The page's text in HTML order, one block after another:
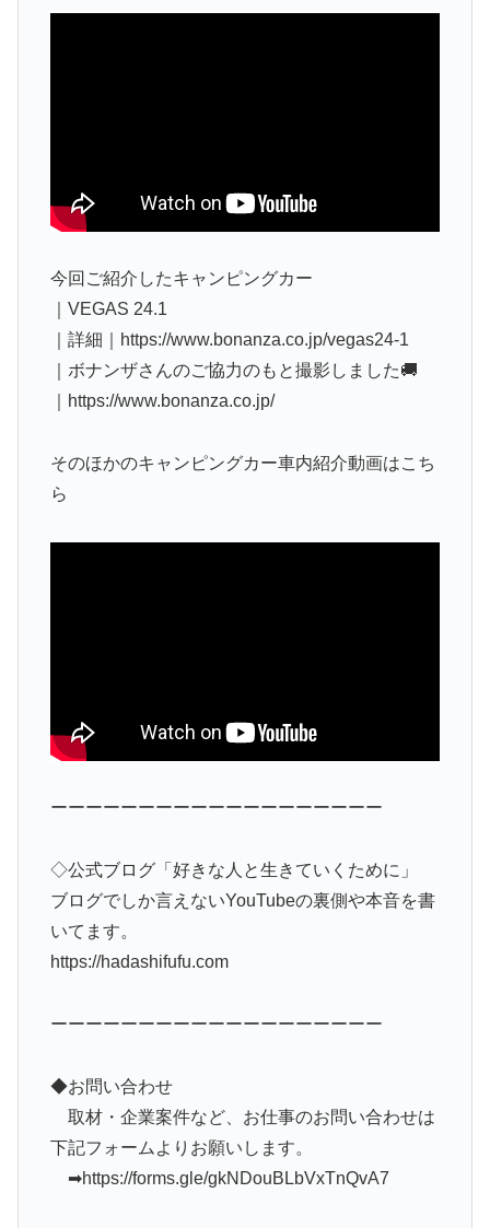
今回ご紹介したキャンピングカー
｜VEGAS 24.1
｜詳細｜https://www.bonanza.co.jp/vegas24-1
｜ボナンザさんのご協力のもと撮影しました🚚
｜https://www.bonanza.co.jp/
そのほかのキャンピングカー車内紹介動画はこち
ら
ーーーーーーーーーーーーーーーーーーー
◇公式ブログ「好きな人と生きていくために」
ブログでしか言えないYouTubeの裏側や本音を書
いてます。
https://hadashifufu.com
ーーーーーーーーーーーーーーーーーーー
◆お問い合わせ
取材・企業案件など、お仕事のお問い合わせは
下記フォームよりお願いします。
➡︎https://forms.gle/gkNDouBLbVxTnQvA7